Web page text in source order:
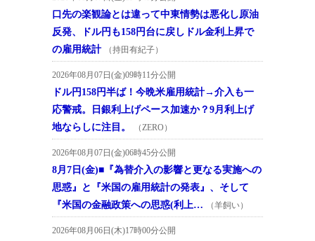
口先の楽観論とは違って中東情勢は悪化し原油
反発、ドル円も158円台に戻しドル金利上昇で
の雇用統計
（持田有紀子）
2026年08月07日(金)09時11分公開
ドル円158円半ば！今晩米雇用統計→介入も一
応警戒。日銀利上げペース加速か？9月利上げ
地ならしに注目。
（ZERO）
2026年08月07日(金)06時45分公開
8月7日(金)■『為替介入の影響と更なる実施への
思惑』と『米国の雇用統計の発表』、そして
『米国の金融政策への思惑(利上…
（羊飼い）
2026年08月06日(木)17時00分公開